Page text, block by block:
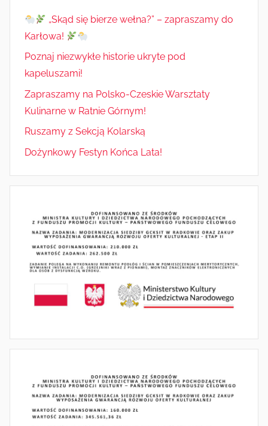
„Skąd się bierze wełna?” – zapraszamy do
Karłowa!
Poznaj niezwykłe historie ukryte pod
kapeluszami!
Zapraszamy na Polsko-Czeskie Warsztaty
Kulinarne w Ratnie Górnym!
Ruszamy z Sekcją Kolarską
Dożynkowy Festyn Końca Lata!